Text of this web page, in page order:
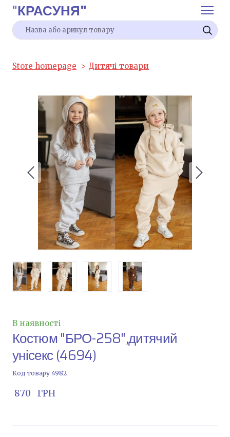
"КРАСУНЯ"
Store homepage Дитячі товари
В наявності
Костюм "БРО-258",дитячий
унісекс(4694)
Код товару 4982
870   ГРН